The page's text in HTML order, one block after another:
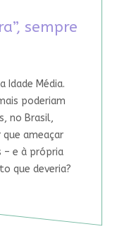
sempre
Idade Média.
poderiam
no Brasil,
ameaçar
– e à própria
que deveria?